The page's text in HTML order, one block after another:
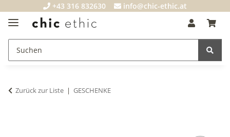
+43 316 832630 info@chic-ethic.at
Zurück zur Liste GESCHENKE